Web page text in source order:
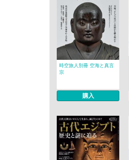
時空旅人別冊 空海と真言
宗
購入